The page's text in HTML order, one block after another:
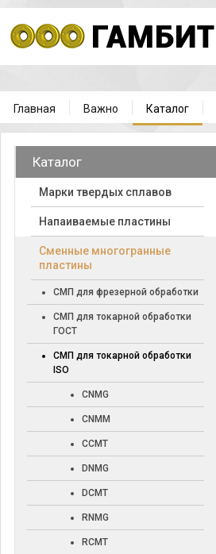
Главная Важно Каталог
Каталог
Марки твердых сплавов
Напаиваемые пластины
Cменные многогранные
пластины
СМП для фрезерной обработки
СМП для токарной обработки
ГОСТ
СМП для токарной обработки
ISO
CNMG
CNMM
CCMT
DNMG
DCMT
RNMG
RCMT